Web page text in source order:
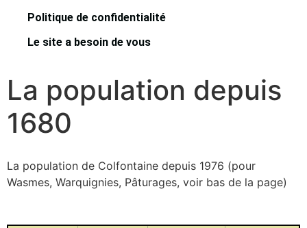
Politique de confidentialité
Le site a besoin de vous
La population depuis
1680
La population de Colfontaine depuis 1976 (pour
Wasmes, Warquignies, Pâturages, voir bas de la page)